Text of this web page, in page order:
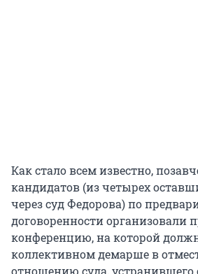
Как стало всем известно,
кандидатов (из четырех
через суд Федорова) по
договоренности организовали
конференцию, на которой
коллективном демарше в
отношению суда, устранившего